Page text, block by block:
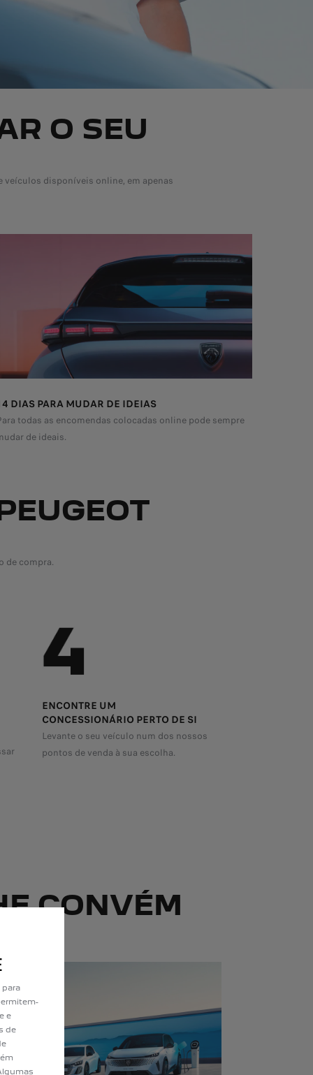
O SEU
veículos disponíveis online, em apenas
DIAS PARA MUDAR DE IDEIAS
todas as encomendas colocadas online pode sempre
de ideais.
de compra.
ENCONTRE UM
CONCESSIONÁRIO PERTO DE SI
Levante o seu veículo num dos nossos
pontos de venda à sua escolha.
CONVÉM
para
e
de